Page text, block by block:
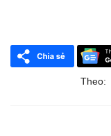
Theo: